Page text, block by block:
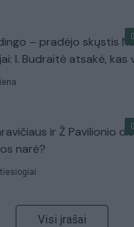
– pradėjo skųstis
I. Budraitė atsakė, kas
ir Ž Pavilionio
narė?
Visi įrašai